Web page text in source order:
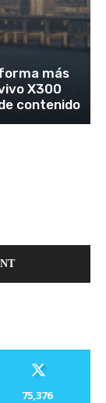
más
X300
contenido
75,376